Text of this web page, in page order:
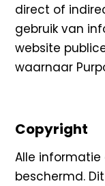
direct of
gebruik van
website
waarnaar
Copyright
Alle informatie
beschermd.